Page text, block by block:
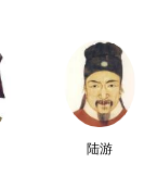
陆游